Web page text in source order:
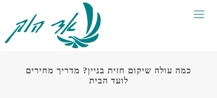
כמה עולה שיקום חזית בניין? מדריך מחירים
לועד הבית